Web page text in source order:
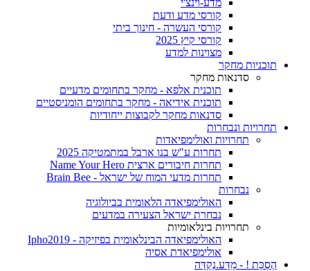
מדע-וינצ'י
קורסי מדע ודעת
קורסי העשרה - חינוך ביתי
קורסי קיץ 2025
מצוינות למדע
תוכניות מחקר
סדנאות מחקר
תוכנית אלפא - מחקר בתחומים מדעיים
תוכנית אידיאה - מחקר בתחומים הומניסטיים
סדנאות מחקר לקבוצות ייחודיות
תחרויות ונבחרות
תחרויות ואולימפיאדות
תחרות ע"ש בנו ארבל במתמטיקה 2025
תחרות חיבורים ארצית Name Your Hero
תחרות מדעי המוח של ישראל - Brain Bee
נבחרות
האולימפיאדה הלאומית בביולוגיה
נבחרת ישראל הצעירה במדעים
תחרויות בינלאומיות
האולימפיאדה הבינלאומית בפיזיקה - Ipho2019
אולימפיאדת אסיה
הֶסְכֵּת ! - מַדָּע.נְקֻדָּה